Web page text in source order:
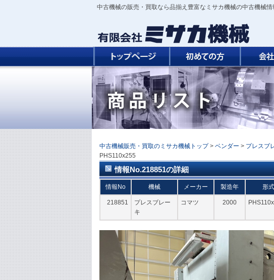
中古機械の販売・買取なら品揃え豊富なミサカ機械の中古機械
中古機械販売・買取のミサカ機械トップ > ベンダー > プレスブ
PHS110x255
情報No.218851の詳細
情報No 機械 メーカー 製造年 形式
218851
プレスブレー
キ
コマツ 2000